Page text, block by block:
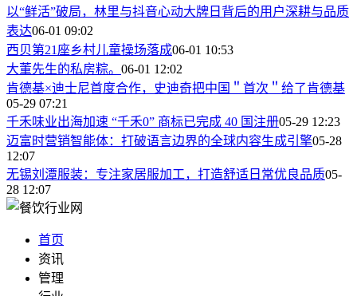
以“鲜活”破局，林里与抖音心动大牌日背后的用户深耕与品质
表达06-01 09:02
西贝第21座乡村儿童操场落成06-01 10:53
大董先生的私房粽。 06-01 12:02
肯德基×迪士尼首度合作，史迪奇把中国＂首次＂给了肯德基
05-29 07:21
千禾味业出海加速 “千禾0” 商标已完成 40 国注册05-29 12:23
迈富时营销智能体：打破语言边界的全球内容生成引擎05-28
12:07
无锡刘潭服装：专注家居服加工，打造舒适日常优良品质05-
28 12:07
首页
资讯
管理